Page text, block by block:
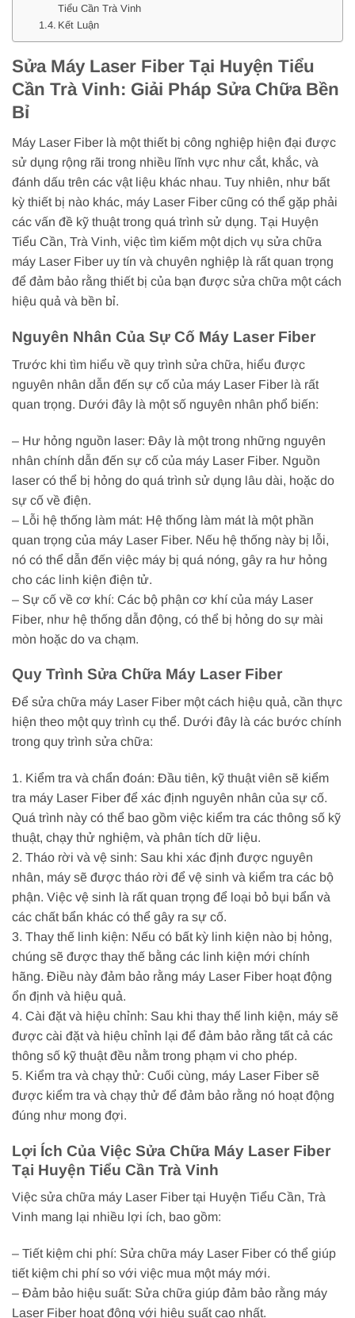
Tiểu Cần Trà Vinh
Kết Luận
Sửa Máy Laser Fiber Tại Huyện Tiểu
Cần Trà Vinh: Giải Pháp Sửa Chữa Bền
Bỉ
Máy Laser Fiber là một thiết bị công nghiệp hiện đại được
sử dụng rộng rãi trong nhiều lĩnh vực như cắt, khắc, và
đánh dấu trên các vật liệu khác nhau. Tuy nhiên, như bất
kỳ thiết bị nào khác, máy Laser Fiber cũng có thể gặp phải
các vấn đề kỹ thuật trong quá trình sử dụng. Tại Huyện
Tiểu Cần, Trà Vinh, việc tìm kiếm một dịch vụ sửa chữa
máy Laser Fiber uy tín và chuyên nghiệp là rất quan trọng
để đảm bảo rằng thiết bị của bạn được sửa chữa một cách
hiệu quả và bền bỉ.
Nguyên Nhân Của Sự Cố Máy Laser Fiber
Trước khi tìm hiểu về quy trình sửa chữa, hiểu được
nguyên nhân dẫn đến sự cố của máy Laser Fiber là rất
quan trọng. Dưới đây là một số nguyên nhân phổ biến:
– Hư hỏng nguồn laser: Đây là một trong những nguyên
nhân chính dẫn đến sự cố của máy Laser Fiber. Nguồn
laser có thể bị hỏng do quá trình sử dụng lâu dài, hoặc do
sự cố về điện.
– Lỗi hệ thống làm mát: Hệ thống làm mát là một phần
quan trọng của máy Laser Fiber. Nếu hệ thống này bị lỗi,
nó có thể dẫn đến việc máy bị quá nóng, gây ra hư hỏng
cho các linh kiện điện tử.
– Sự cố về cơ khí: Các bộ phận cơ khí của máy Laser
Fiber, như hệ thống dẫn động, có thể bị hỏng do sự mài
mòn hoặc do va chạm.
Quy Trình Sửa Chữa Máy Laser Fiber
Để sửa chữa máy Laser Fiber một cách hiệu quả, cần thực
hiện theo một quy trình cụ thể. Dưới đây là các bước chính
trong quy trình sửa chữa:
1. Kiểm tra và chẩn đoán: Đầu tiên, kỹ thuật viên sẽ kiểm
tra máy Laser Fiber để xác định nguyên nhân của sự cố.
Quá trình này có thể bao gồm việc kiểm tra các thông số kỹ
thuật, chạy thử nghiệm, và phân tích dữ liệu.
2. Tháo rời và vệ sinh: Sau khi xác định được nguyên
nhân, máy sẽ được tháo rời để vệ sinh và kiểm tra các bộ
phận. Việc vệ sinh là rất quan trọng để loại bỏ bụi bẩn và
các chất bẩn khác có thể gây ra sự cố.
3. Thay thế linh kiện: Nếu có bất kỳ linh kiện nào bị hỏng,
chúng sẽ được thay thế bằng các linh kiện mới chính
hãng. Điều này đảm bảo rằng máy Laser Fiber hoạt động
ổn định và hiệu quả.
4. Cài đặt và hiệu chỉnh: Sau khi thay thế linh kiện, máy sẽ
được cài đặt và hiệu chỉnh lại để đảm bảo rằng tất cả các
thông số kỹ thuật đều nằm trong phạm vi cho phép.
5. Kiểm tra và chạy thử: Cuối cùng, máy Laser Fiber sẽ
được kiểm tra và chạy thử để đảm bảo rằng nó hoạt động
đúng như mong đợi.
Lợi Ích Của Việc Sửa Chữa Máy Laser Fiber
Tại Huyện Tiểu Cần Trà Vinh
Việc sửa chữa máy Laser Fiber tại Huyện Tiểu Cần, Trà
Vinh mang lại nhiều lợi ích, bao gồm:
– Tiết kiệm chi phí: Sửa chữa máy Laser Fiber có thể giúp
tiết kiệm chi phí so với việc mua một máy mới.
– Đảm bảo hiệu suất: Sửa chữa giúp đảm bảo rằng máy
Laser Fiber hoạt động với hiệu suất cao nhất.